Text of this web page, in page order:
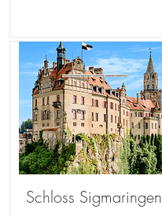
Schloss Sigmaringen